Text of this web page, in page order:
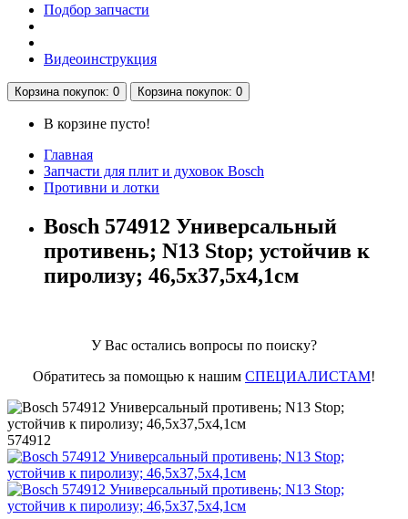
Подбор запчасти
Видеоинструкция
Корзинапокупок: 0 Корзинапокупок: 0
В корзине пусто!
Главная
Запчасти для плит и духовок Bosch
Противни и лотки
Bosch 574912 Универсальный
противень; N13 Stop; устойчив к
пиролизу; 46,5x37,5x4,1см
У Вас остались вопросы по поиску?
Обратитесь за помощью к нашим СПЕЦИАЛИСТАМ!
574912